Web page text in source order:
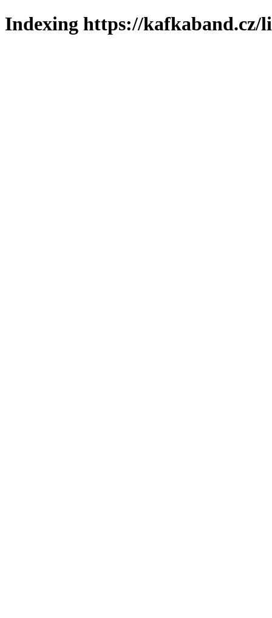
Indexing https://kafkaband.cz/